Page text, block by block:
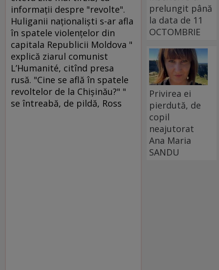
informaţii despre "revolte".
Huliganii naţionalişti s-ar afla
în spatele violenţelor din
capitala Republicii Moldova "
explică ziarul comunist
L’Humanité, citînd presa
rusă. "Cine se află în spatele
revoltelor de la Chişinău?" "
se întreabă, de pildă, Ross
prelungit până
la data de 11
OCTOMBRIE
Privirea ei
pierdută, de
copil
neajutorat
Ana Maria
SANDU